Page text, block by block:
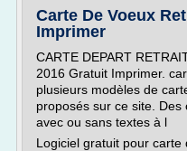
Carte De Voeux
Imprimer
CARTE DEPART
2016 Gratuit Imprimer.
plusieurs modèles de
proposés sur ce site.
avec ou sans textes à l
Logiciel gratuit pour